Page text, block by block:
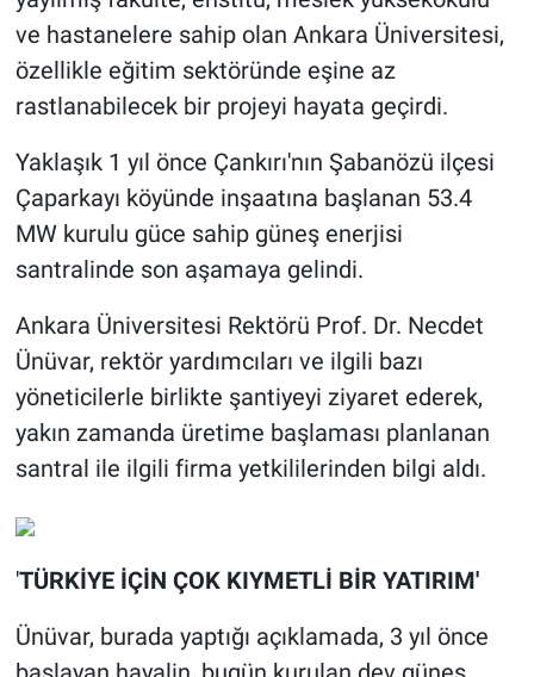
ve hastanelere sahip olan Ankara Üniversitesi,
özellikle eğitim sektöründe eşine az
rastlanabilecek bir projeyi hayata geçirdi.
Yaklaşık 1 yıl önce Çankırı'nın Şabanözü ilçesi
Çaparkayı köyünde inşaatına başlanan 53.4
MW kurulu güce sahip güneş enerjisi
santralinde son aşamaya gelindi.
Ankara Üniversitesi Rektörü Prof. Dr. Necdet
Ünüvar, rektör yardımcıları ve ilgili bazı
yöneticilerle birlikte şantiyeyi ziyaret ederek,
yakın zamanda üretime başlaması planlanan
santral ile ilgili firma yetkililerinden bilgi aldı.
'TÜRKİYE İÇİN ÇOK KIYMETLİ BİR YATIRIM'
Ünüvar, burada yaptığı açıklamada, 3 yıl önce